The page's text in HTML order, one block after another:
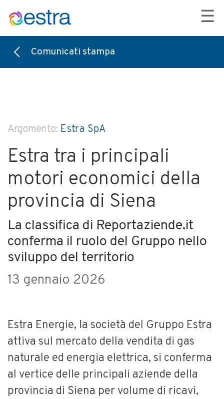
☰
Comunicati stampa
Argomento: Estra SpA
Estra tra i principali
motori economici della
provincia di Siena
La classifica di Reportaziende.it
conferma il ruolo del Gruppo nello
sviluppo del territorio
13 gennaio 2026
Estra Energie, la società del Gruppo Estra
attiva sul mercato della vendita di gas
naturale ed energia elettrica, si conferma
al vertice delle principali aziende della
provincia di Siena per volume di ricavi,